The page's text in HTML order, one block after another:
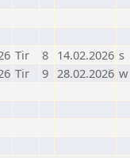
Tir 8 14.02.2026 s
Tir 9 28.02.2026 w